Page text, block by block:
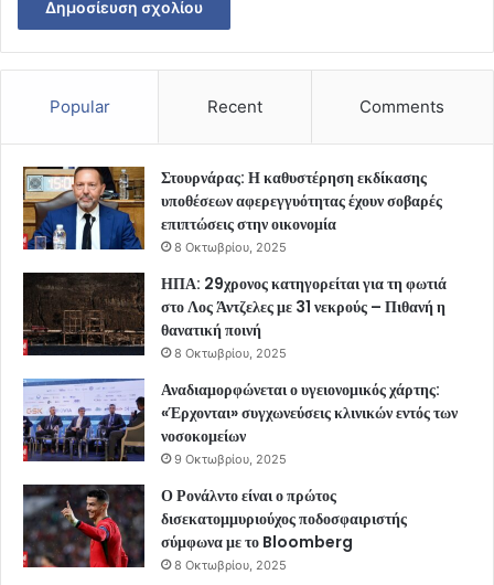
Popular Recent Comments
Στουρνάρας: Η καθυστέρηση εκδίκασης
υποθέσεων αφερεγγυότητας έχουν σοβαρές
επιπτώσεις στην οικονομία
8 Οκτωβρίου, 2025
ΗΠΑ: 29χρονος κατηγορείται για τη φωτιά
στο Λος Άντζελες με 31 νεκρούς – Πιθανή η
θανατική ποινή
8 Οκτωβρίου, 2025
Αναδιαμορφώνεται ο υγειονομικός χάρτης:
«Έρχονται» συγχωνεύσεις κλινικών εντός των
νοσοκομείων
9 Οκτωβρίου, 2025
Ο Ρονάλντο είναι ο πρώτος
δισεκατομμυριούχος ποδοσφαιριστής
σύμφωνα με το Bloomberg
8 Οκτωβρίου, 2025